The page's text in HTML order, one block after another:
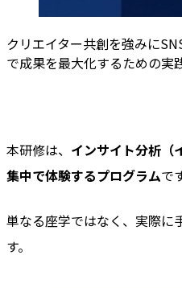
クリエイター共創を強みに
で成果を最大化するための実
本研修は、 インサイト分析（
集中で体験するプログラムで
単なる座学ではなく、実際に
す。